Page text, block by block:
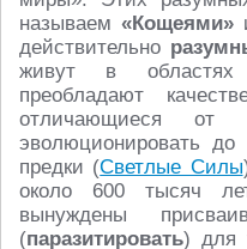
называем«Кощеями»
действительно
живут в
преобладают
отличающиеся
эволюционировать
предки (Светлые Силы
около 600 тысяч
вынуждены
(паразитировать) для